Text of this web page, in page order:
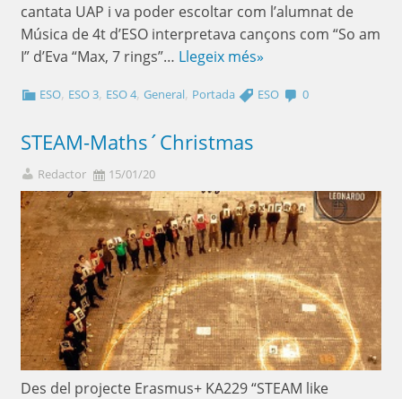
cantata UAP i va poder escoltar com l’alumnat de
Música de 4t d’ESO interpretava cançons com “So am
I” d’Eva “Max, 7 rings”… Llegeix més»
ESO, ESO 3, ESO 4,General, Portada ESO 0
STEAM-Maths´Christmas
Redactor 15/01/20
Des del projecte Erasmus+ KA229 “STEAM like